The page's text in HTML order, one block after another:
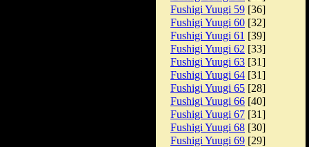
Fushigi Yuugi 59 [36]
Fushigi Yuugi 60 [32]
Fushigi Yuugi 61 [39]
Fushigi Yuugi 62 [33]
Fushigi Yuugi 63 [31]
Fushigi Yuugi 64 [31]
Fushigi Yuugi 65 [28]
Fushigi Yuugi 66 [40]
Fushigi Yuugi 67 [31]
Fushigi Yuugi 68 [30]
Fushigi Yuugi 69 [29]